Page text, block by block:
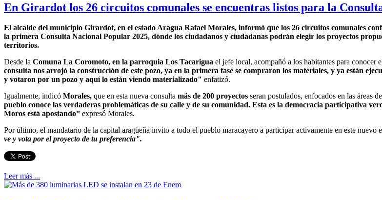
En Girardot los 26 circuitos comunales se encuentras listos para la
El alcalde del municipio Girardot, en el estado Aragua Rafael Morales, informó que los 26 circuitos comunales
la primera Consulta Nacional Popular 2025, dónde los ciudadanos y ciudadanas podrán elegir los proyectos
territorios.
Desde la Comuna La Coromoto, en la parroquia Los Tacarigua el jefe local, acompañó a los habitantes para
consulta nos arrojó la construcción de este pozo, ya en la primera fase se compraron los materiales, y ya están
y votaron por un pozo y aquí lo están viendo materializado" enfatizó.
Igualmente, indicó Morales, que en esta nueva consulta más de 200 proyectos seran postulados, enfocados en las áreas
pueblo conoce las verdaderas problemáticas de su calle y de su comunidad. Esta es la democracia participativa
Moros está apostando” expresó Morales.
Por último, el mandatario de la capital aragüeña invito a todo el pueblo maracayero a participar activamente en este nuevo
ve y vota por el proyecto de tu preferencia".
Leer más ...